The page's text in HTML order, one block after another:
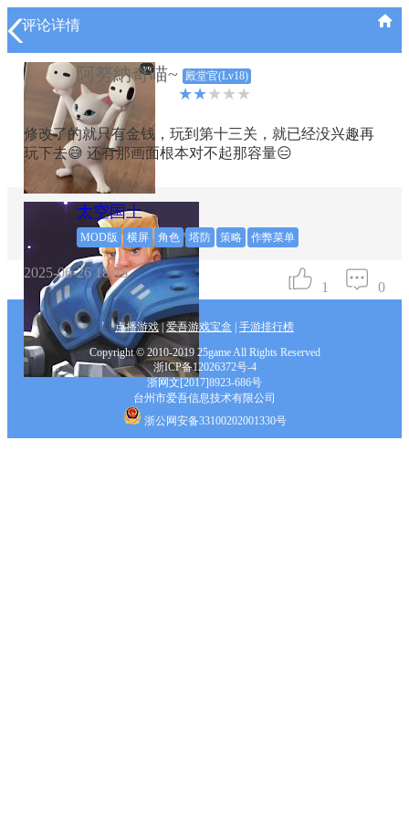
评论详情
阿努納奇喵~ 殿堂官(Lv18)
★★★★★
修改了的就只有金钱，玩到第十三关，就已经没兴趣再
玩下去😅 还有那画面根本对不起那容量😑
太空国土
MOD版 横屏 角色 塔防 策略 作弊菜单
2025-06-26 18:35
1
0
点播游戏| 爱吾游戏宝盒
手游排行榜
Copyright © 2010-2019 25game All Rights Reserved
浙ICP备12026372号-4
浙网文[2017]8923-686号
台州市爱吾信息技术有限公司
浙公网安备33100202001330号